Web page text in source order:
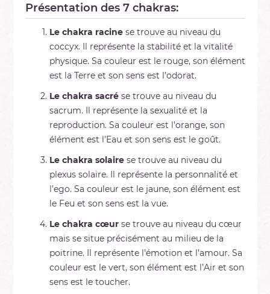
Présentation des 7 chakras:
Le chakra racinese trouve au niveau du
coccyx. Il représente la stabilité et la vitalité
physique. Sa couleur est le rouge, son élément
est la Terre et son sens est l’odorat.
Le chakra sacrése trouve au niveau du
sacrum. Il représente la sexualité et la
reproduction. Sa couleur est l’orange, son
élément est l’Eau et son sens est le goût.
Le chakra solairese trouve au niveau du
plexus solaire. Il représente la personnalité et
l’ego. Sa couleur est le jaune, son élément est
le Feu et son sens est la vue.
Le chakra cœurse trouve au niveau du cœur
mais se situe précisément au milieu de la
poitrine. Il représente l’émotion et l’amour. Sa
couleur est le vert, son élément est l’Air et son
sens est le toucher.